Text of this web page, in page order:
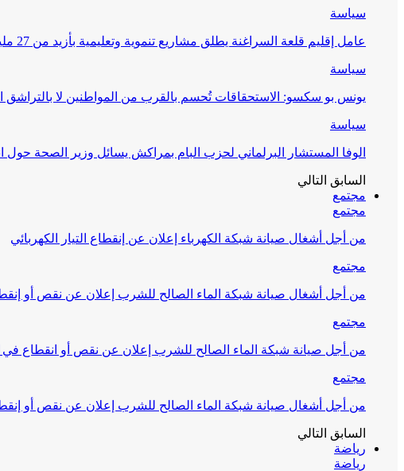
سياسة
عامل إقليم قلعة السراغنة يطلق مشاريع تنموية وتعليمية بأزيد من 27 مليون درهم احتفاءً…
سياسة
يونس بو سكسو: الاستحقاقات تُحسم بالقرب من المواطنين لا بالتراشق
سياسة
الوفا المستشار البرلماني لحزب البام بمراكش يسائل وزير الصحة
السابق التالي
مجتمع
مجتمع
من أجل أشغال صيانة شبكة الكهرباء إعلان عن إنقطاع التيار الكهربائي
مجتمع
من أجل أشغال صيانة شبكة الماء الصالح للشرب إعلان عن نقص أو
مجتمع
من أجل صيانة شبكة الماء الصالح للشرب إعلان عن نقص أو انقطاع في
مجتمع
من أجل أشغال صيانة شبكة الماء الصالح للشرب إعلان عن نقص أو
السابق التالي
رياضة
رياضة